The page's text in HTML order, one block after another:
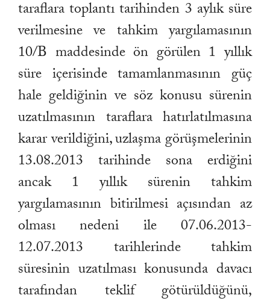
taraflara toplantı tarihinden 3 aylık süre
verilmesine ve tahkim yargılamasının
10/B maddesinde ön görülen 1 yıllık
süre içerisinde tamamlanmasının güç
hale geldiğinin ve söz konusu sürenin
uzatılmasının taraflara hatırlatılmasına
karar verildiğini, uzlaşma görüşmelerinin
13.08.2013 tarihinde sona erdiğini
ancak 1 yıllık sürenin tahkim
yargılamasının bitirilmesi açısından az
olması nedeni ile 07.06.2013-
12.07.2013 tarihlerinde tahkim
süresinin uzatılması konusunda davacı
tarafından teklif götürüldüğünü,